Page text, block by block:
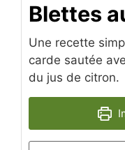
Blettes
Une recette
carde sautée
du jus de citron.